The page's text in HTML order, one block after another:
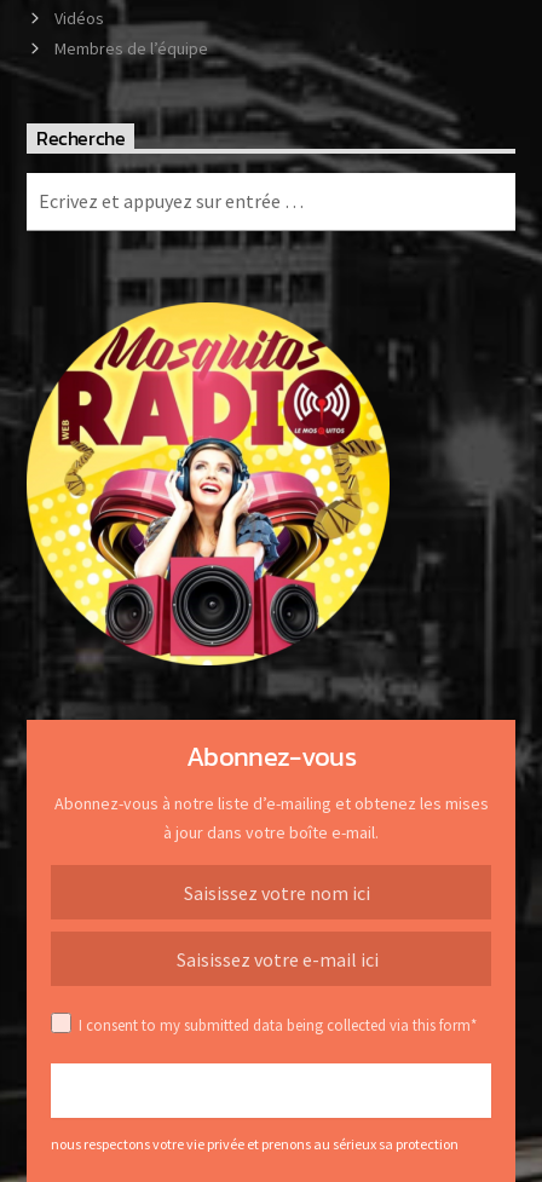
Vidéos
Membres de l’équipe
Recherche
Abonnez-vous
Abonnez-vous à notre liste d’e-mailing et obtenez les mises
à jour dans votre boîte e-mail.
I consent to my submitted data being collected via this form*
nous respectons votre vie privée et prenons au sérieux sa protection